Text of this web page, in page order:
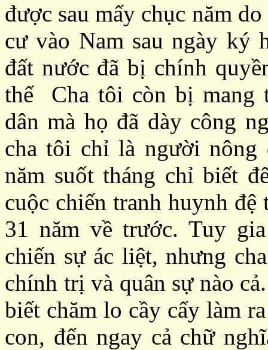
được sau mấy chục năm
cư vào Nam sau ngày ký
đất nước đã bị chính
thế Cha tôi còn bị mang
dân mà họ đã dày công
cha tôi chỉ là người nông
năm suốt tháng chỉ biết
cuộc chiến tranh huynh
31 năm về trước. Tuy
chiến sự ác liệt, nhưng
chính trị và quân sự nào cả
biết chăm lo cầy cấy làm
con, đến ngay cả chữ